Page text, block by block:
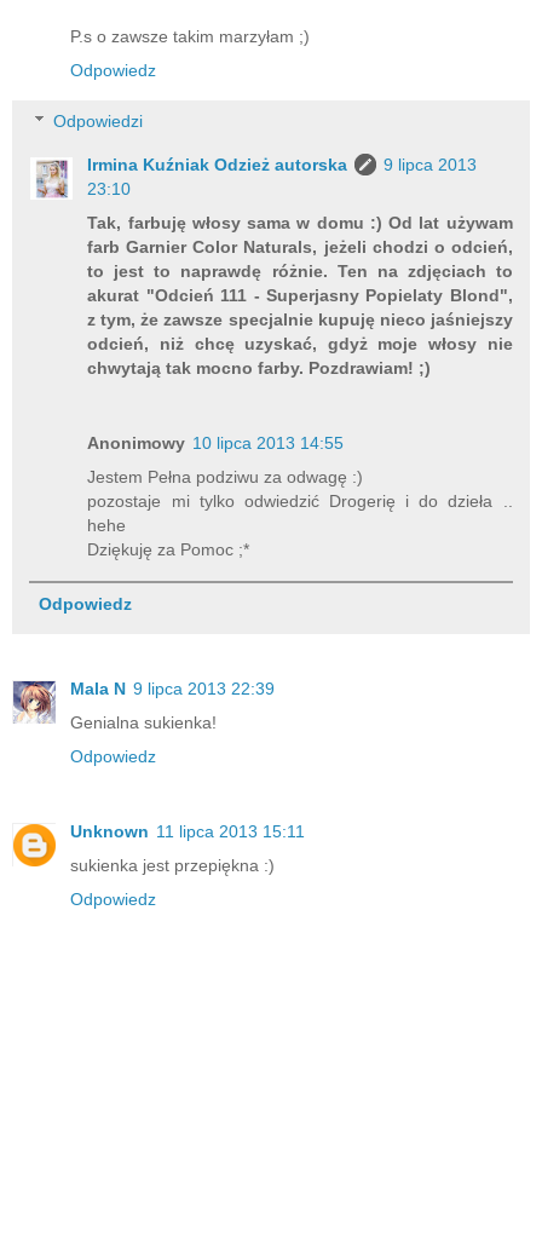
P.s o zawsze takim marzyłam ;)
Odpowiedz
Odpowiedzi
Irmina Kuźniak Odzież autorska
9 lipca 2013
23:10
Tak, farbuję włosy sama w domu :) Od lat używam
farb Garnier Color Naturals, jeżeli chodzi o odcień,
to jest to naprawdę różnie. Ten na zdjęciach to
akurat "Odcień 111 - Superjasny Popielaty Blond",
z tym, że zawsze specjalnie kupuję nieco jaśniejszy
odcień, niż chcę uzyskać, gdyż moje włosy nie
chwytają tak mocno farby. Pozdrawiam! ;)
Anonimowy 10 lipca 2013 14:55
Jestem Pełna podziwu za odwagę :)
pozostaje mi tylko odwiedzić Drogerię i do dzieła ..
hehe
Dziękuję za Pomoc ;*
Odpowiedz
Mala N 9 lipca 2013 22:39
Genialna sukienka!
Odpowiedz
Unknown 11 lipca 2013 15:11
sukienka jest przepiękna :)
Odpowiedz